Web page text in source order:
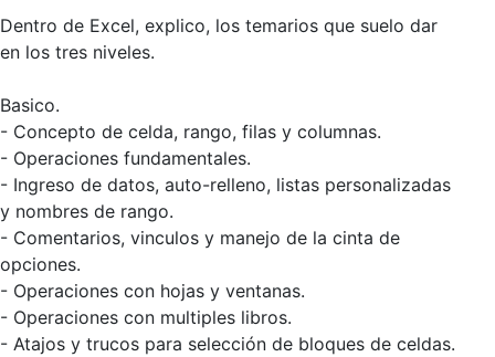
Dentro de Excel, explico, los temarios que suelo dar
en los tres niveles.
Basico.
- Concepto de celda, rango, filas y columnas.
- Operaciones fundamentales.
- Ingreso de datos, auto-relleno, listas personalizadas
y nombres de rango.
- Comentarios, vinculos y manejo de la cinta de
opciones.
- Operaciones con hojas y ventanas.
- Operaciones con multiples libros.
- Atajos y trucos para selección de bloques de celdas.